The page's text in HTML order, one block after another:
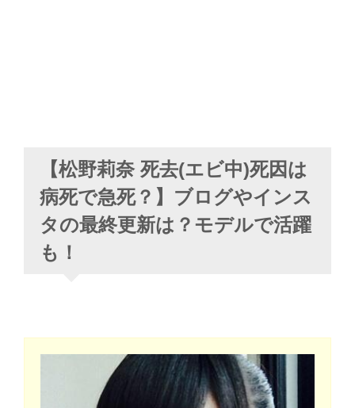
【松野莉奈 死去(エビ中)死因は
病死で急死？】ブログやインス
タの最終更新は？モデルで活躍
も！